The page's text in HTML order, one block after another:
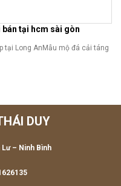
bán tại hcm sài gòn
tại Long AnMẫu mộ đá cải táng
DUY
Lư – Ninh Bình